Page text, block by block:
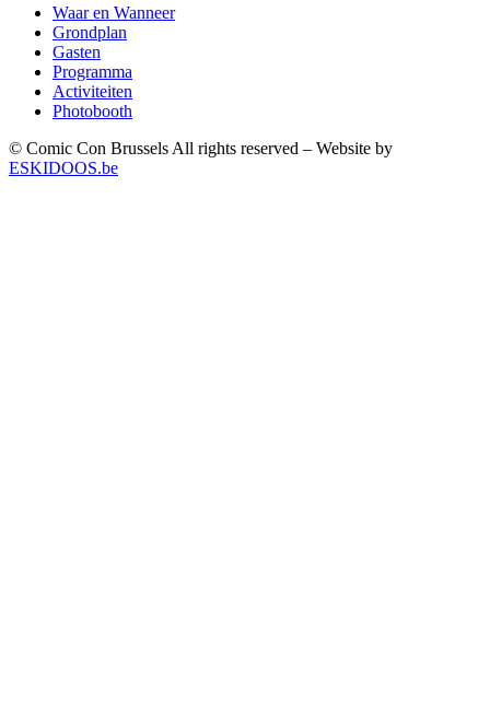
Waar en Wanneer
Grondplan
Gasten
Programma
Activiteiten
Photobooth
© Comic Con Brussels All rights reserved – Website by
ESKIDOOS.be